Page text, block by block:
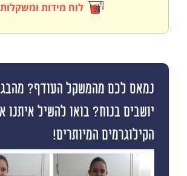
לוח מידות ומשקלות
נמאס לכם מהמשקל העודף?
יושבים בנוח? בואו להשיל איתנו
הקילוגרמים המיותרים!